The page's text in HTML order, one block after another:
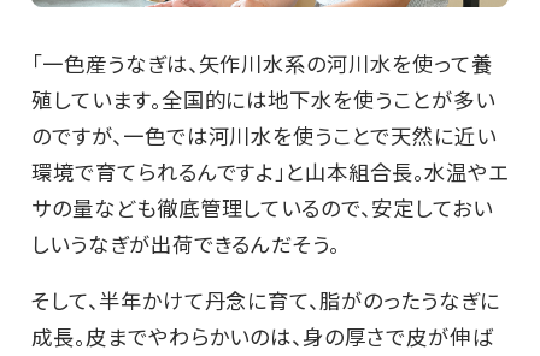
「一色産うなぎは、矢作川水系の河川水を使って養
殖しています。全国的には地下水を使うことが多い
のですが、一色では河川水を使うことで天然に近い
環境で育てられるんですよ」と山本組合長。水温やエ
サの量なども徹底管理しているので、安定しておい
しいうなぎが出荷できるんだそう。
そして、半年かけて丹念に育て、脂がのったうなぎに
成長。皮までやわらかいのは、身の厚さで皮が伸ば